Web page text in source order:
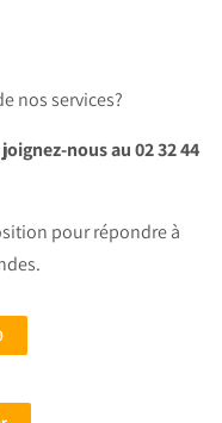
nos services?
nous au 02 32 44
pour répondre à